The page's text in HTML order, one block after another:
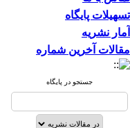
تسهیلات پایگاه
آمار نشریه
مقالات آخرین شماره
جستجو در پایگاه